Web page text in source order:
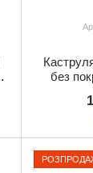
без